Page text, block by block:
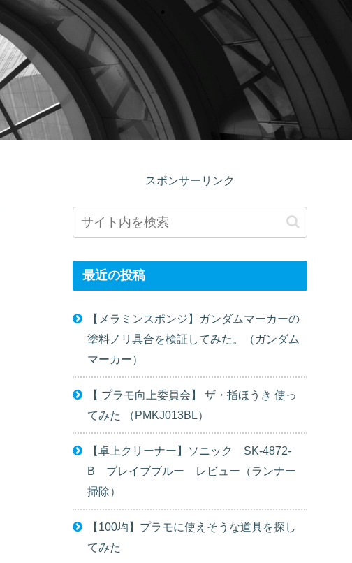
スポンサーリンク
最近の投稿
【メラミンスポンジ】ガンダムマーカーの
塗料ノリ具合を検証してみた。（ガンダム
マーカー）
【 プラモ向上委員会】 ザ・指ほうき 使っ
てみた （PMKJ013BL）
【卓上クリーナー】ソニック SK-4872-
B ブレイブブルー レビュー（ランナー
掃除）
【100均】プラモに使えそうな道具を探し
てみた